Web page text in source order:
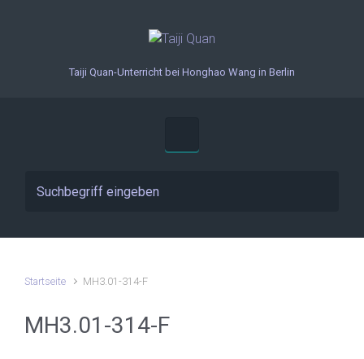
Taiji Quan-Unterricht bei Honghao Wang in Berlin
Startseite MH3.01-314-F
MH3.01-314-F